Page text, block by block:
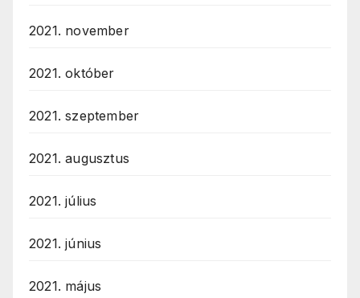
2021. november
2021. október
2021. szeptember
2021. augusztus
2021. július
2021. június
2021. május